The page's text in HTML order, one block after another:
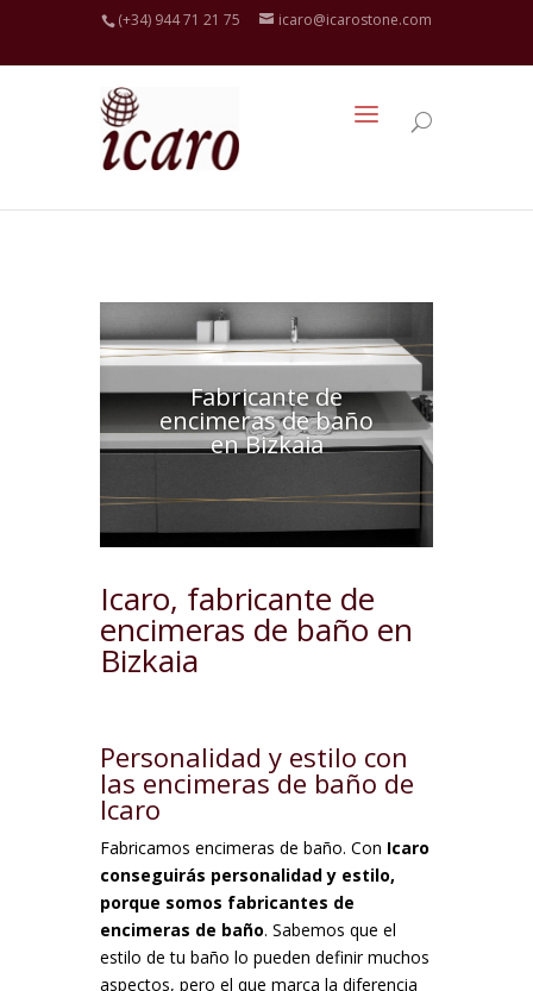
(+34) 944 71 21 75 icaro@icarostone.com
Fabricante de
encimeras de baño
en Bizkaia
Icaro, fabricante de
encimeras de baño en
Bizkaia
Personalidad y estilo con
las encimeras de baño de
Icaro
Fabricamos encimeras de baño. Con Icaro
conseguirás personalidad y estilo,
porque somos fabricantes de
encimeras de baño. Sabemos que el
estilo de tu baño lo pueden definir muchos
aspectos, pero el que marca la diferencia